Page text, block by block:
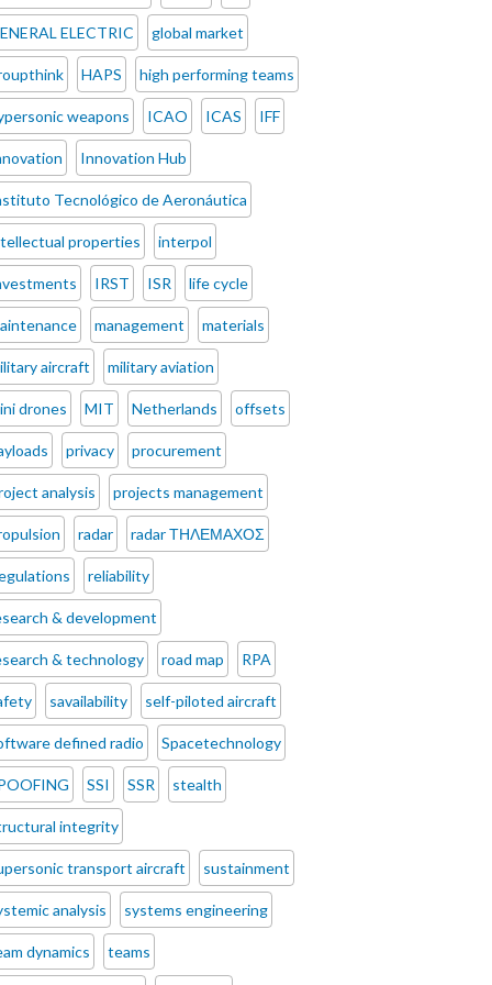
ELECTRIC global market
HAPS high performing teams
weapons ICAO ICAS IFF
Innovation Hub
Tecnológico de Aeronáutica
properties interpol
IRST ISR life cycle
management materials
aircraft military aviation
drones MIT Netherlands offsets
privacy procurement
analysis projects management
radar radar ΤΗΛΕΜΑΧΟΣ
reliability
& development
& technology road map RPA
savailability self-piloted aircraft
defined radio Spacetechnology
SSI SSR stealth
integrity
transport aircraft sustainment
analysis systems engineering
dynamics teams